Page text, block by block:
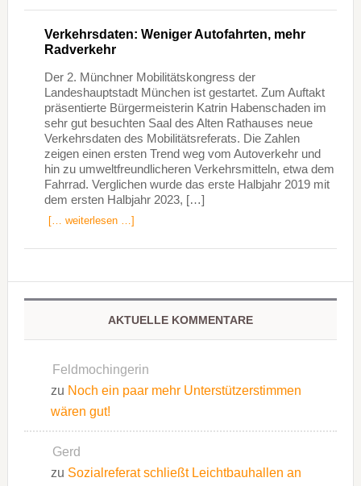
Verkehrsdaten: Weniger Autofahrten, mehr
Radverkehr
Der 2. Münchner Mobilitätskongress der
Landeshauptstadt München ist gestartet. Zum Auftakt
präsentierte Bürgermeisterin Katrin Habenschaden im
sehr gut besuchten Saal des Alten Rathauses neue
Verkehrsdaten des Mobilitätsreferats. Die Zahlen
zeigen einen ersten Trend weg vom Autoverkehr und
hin zu umweltfreundlicheren Verkehrsmitteln, etwa dem
Fahrrad. Verglichen wurde das erste Halbjahr 2019 mit
dem ersten Halbjahr 2023, […]
[… weiterlesen …]
AKTUELLE KOMMENTARE
Feldmochingerin
zu Noch ein paar mehr Unterstützerstimmen
wären gut!
Gerd
zu Sozialreferat schließt Leichtbauhallen an